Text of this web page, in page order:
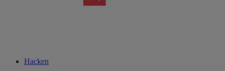
Hacken